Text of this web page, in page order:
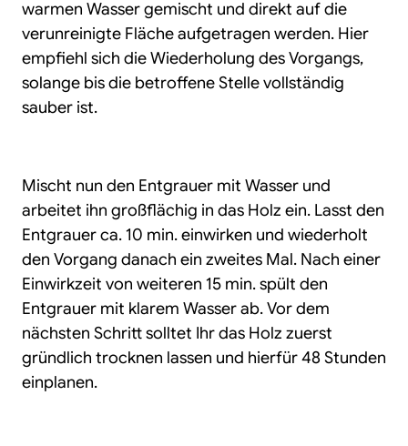
warmen Wasser gemischt und direkt auf die
verunreinigte Fläche aufgetragen werden. Hier
empfiehl sich die Wiederholung des Vorgangs,
solange bis die betroffene Stelle vollständig
sauber ist.
Mischt nun den Entgrauer mit Wasser und
arbeitet ihn großflächig in das Holz ein. Lasst den
Entgrauer ca. 10 min. einwirken und wiederholt
den Vorgang danach ein zweites Mal. Nach einer
Einwirkzeit von weiteren 15 min. spült den
Entgrauer mit klarem Wasser ab. Vor dem
nächsten Schritt solltet Ihr das Holz zuerst
gründlich trocknen lassen und hierfür 48 Stunden
einplanen.